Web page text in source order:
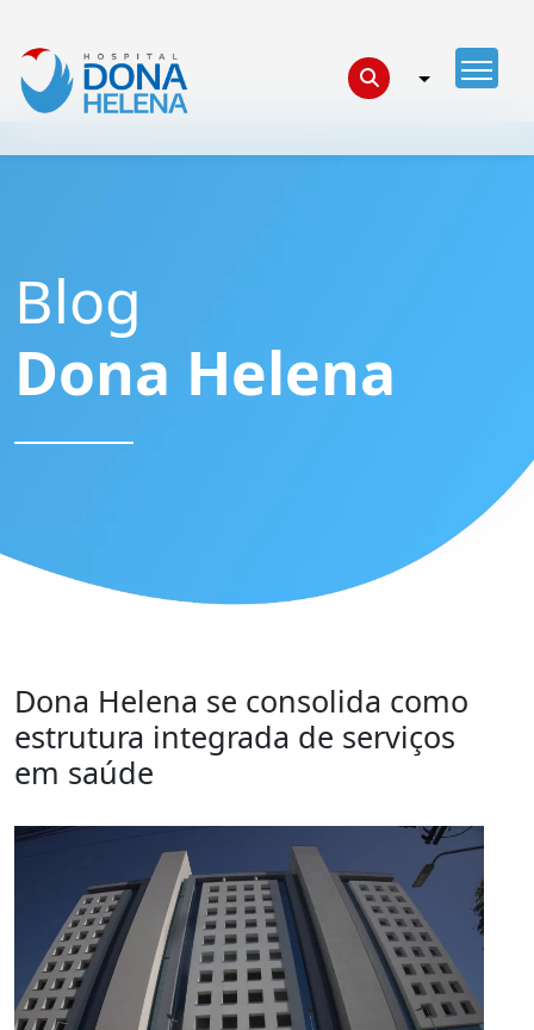
Blog
Dona Helena
Dona Helena se consolida como
estrutura integrada de serviços
em saúde